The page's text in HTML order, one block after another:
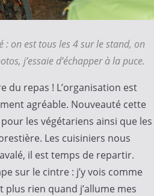
: on est tous les 4 sur le stand, on
j’essaie d’échapper à la puce.
du repas ! L’organisation est
agréable. Nouveauté cette
les végétariens ainsi que les
Les cuisiniers nous
il est temps de repartir.
sur le cintre : j’y vois comme
plus rien quand j’allume mes